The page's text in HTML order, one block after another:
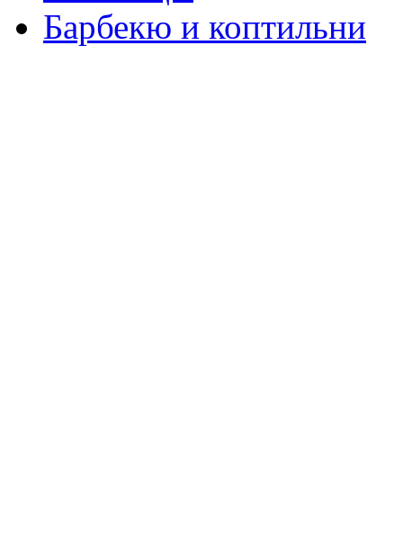
Барбекю и коптильни